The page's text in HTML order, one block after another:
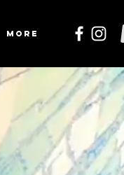
More